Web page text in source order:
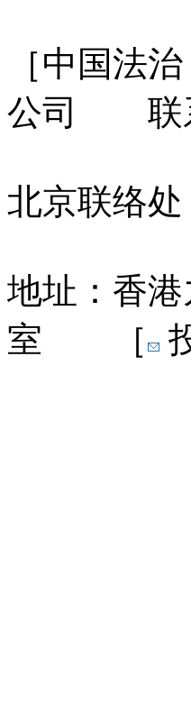
［中国法
公司 联系
北京联络处
地址：香
室 ［